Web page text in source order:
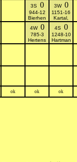
3S 0
944-12
Bierhen
3W 0
1151-16
Kartal,
4W 0
785-3
Hertens
4S 0
1248-10
Hartman
ok ok ok